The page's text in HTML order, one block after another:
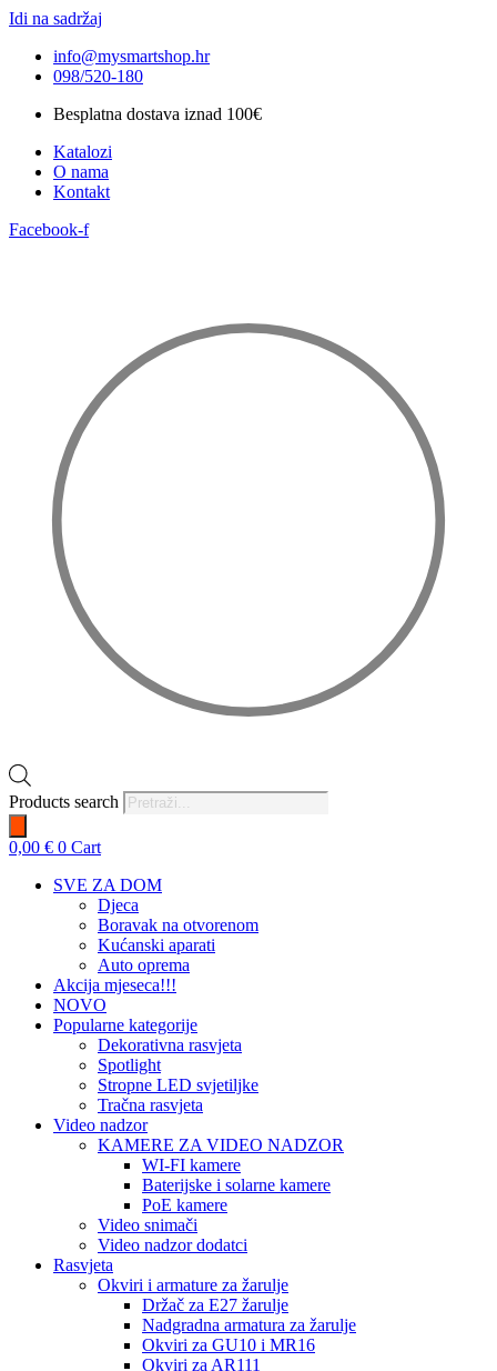
Idi na sadržaj
info@mysmartshop.hr
098/520-180
Besplatna dostava iznad 100€
Katalozi
O nama
Kontakt
Facebook-f
Products search
0,00 € 0 Cart
SVE ZA DOM
Djeca
Boravak na otvorenom
Kućanski aparati
Auto oprema
Akcija mjeseca!!!
NOVO
Popularne kategorije
Dekorativna rasvjeta
Spotlight
Stropne LED svjetiljke
Tračna rasvjeta
Video nadzor
KAMERE ZA VIDEO NADZOR
WI-FI kamere
Baterijske i solarne kamere
PoE kamere
Video snimači
Video nadzor dodatci
Rasvjeta
Okviri i armature za žarulje
Držač za E27 žarulje
Nadgradna armatura za žarulje
Okviri za GU10 i MR16
Okviri za AR111